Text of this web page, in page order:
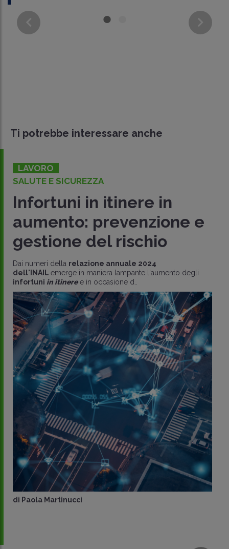
Ti potrebbe interessare anche
LAVORO
SALUTE E SICUREZZA
Infortuni in itinere in
aumento: prevenzione e
gestione del rischio
Dai numeri della relazione annuale 2024
dell'INAIL emerge in maniera lampante l'aumento degli
infortuni in itineree in occasione d..
di Paola Martinucci